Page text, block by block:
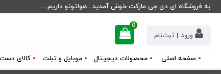
به فروشگاه ای دی جی مارکت خوش آمدید . هواتونو داریم ...
ورود | ثبت‌نام
0
صفحه اصلی محصولات دیجیتال موبایل و تبلت کالای